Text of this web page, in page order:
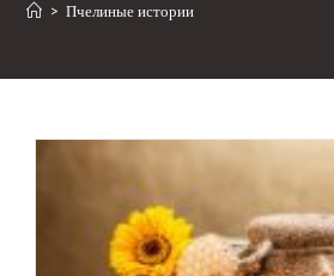
> Пчелиные истории